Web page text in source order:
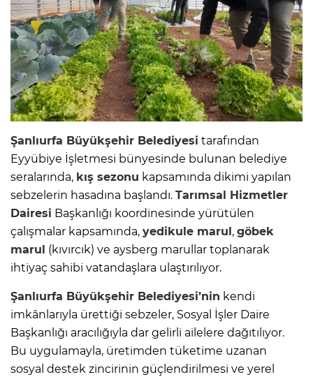
Şanlıurfa Büyükşehir Belediyesi tarafından
Eyyübiye İşletmesi bünyesinde bulunan belediye
seralarında, kış sezonu kapsamında dikimi yapılan
sebzelerin hasadına başlandı. Tarımsal Hizmetler
Dairesi Başkanlığı koordinesinde yürütülen
çalışmalar kapsamında, yedikule marul, göbek
marul (kıvırcık) ve aysberg marullar toplanarak
ihtiyaç sahibi vatandaşlara ulaştırılıyor.
Şanlıurfa Büyükşehir Belediyesi’nin kendi
imkânlarıyla ürettiği sebzeler, Sosyal İşler Daire
Başkanlığı aracılığıyla dar gelirli ailelere dağıtılıyor.
Bu uygulamayla, üretimden tüketime uzanan
sosyal destek zincirinin güçlendirilmesi ve yerel